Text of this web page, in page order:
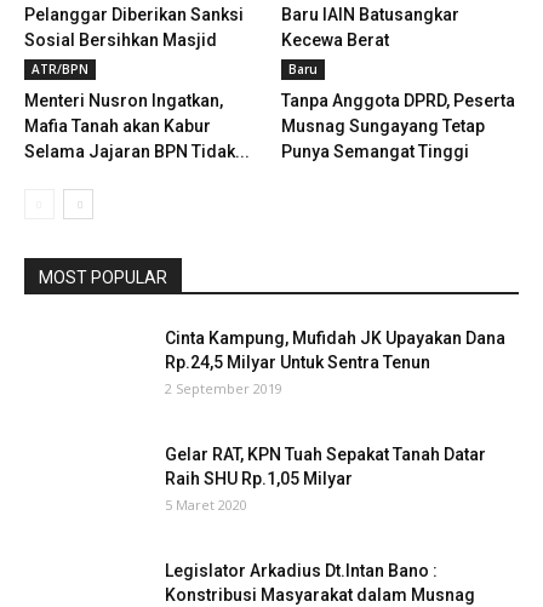
Pelanggar Diberikan Sanksi
Sosial Bersihkan Masjid
Baru IAIN Batusangkar
Kecewa Berat
ATR/BPN
Menteri Nusron Ingatkan,
Mafia Tanah akan Kabur
Selama Jajaran BPN Tidak...
Baru
Tanpa Anggota DPRD, Peserta
Musnag Sungayang Tetap
Punya Semangat Tinggi
MOST POPULAR
Cinta Kampung, Mufidah JK Upayakan Dana
Rp.24,5 Milyar Untuk Sentra Tenun
2 September 2019
Gelar RAT, KPN Tuah Sepakat Tanah Datar
Raih SHU Rp.1,05 Milyar
5 Maret 2020
Legislator Arkadius Dt.Intan Bano :
Konstribusi Masyarakat dalam Musnag